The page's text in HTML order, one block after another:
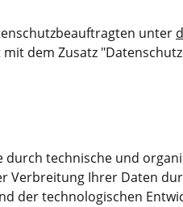
unter
dem Zusatz
technische und
Verbreitung Ihrer Daten
der technologischen